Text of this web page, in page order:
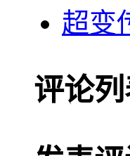
超变
评论